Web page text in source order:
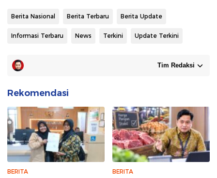
Berita Nasional Berita Terbaru Berita Update
Informasi Terbaru News Terkini Update Terkini
Tim Redaksi
Rekomendasi
BERITA BERITA